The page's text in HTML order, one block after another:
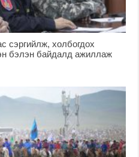
сэргийлж, холбогдох
бэлэн байдалд ажиллаж